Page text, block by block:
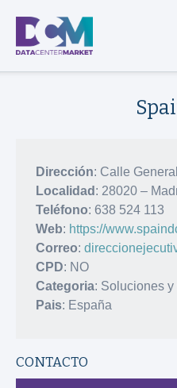
Dirección: Calle
Localidad : 28020 –
Teléfono: 638 524 113
Web: https://
Correo:
CPD: NO
Categoria: Soluciones
Pais: España
CONTACTO